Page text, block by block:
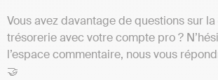
Vous avez davantage de questions sur
trésorerie avec votre compte pro ?
l’espace commentaire, nous vous
🤝